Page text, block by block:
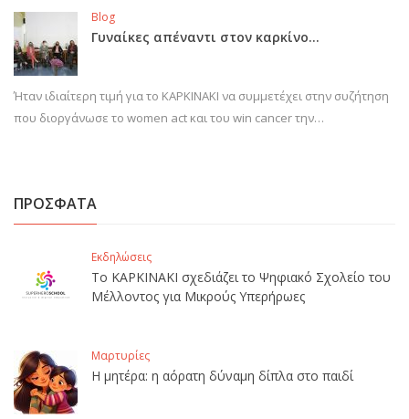
Blog
Γυναίκες απέναντι στον καρκίνο…
Ήταν ιδιαίτερη τιμή για το ΚΑΡΚΙΝΑΚΙ να συμμετέχει στην συζήτηση
που διοργάνωσε το women act και του win cancer την…
ΠΡΟΣΦΑΤΑ
Εκδηλώσεις
Το ΚΑΡΚΙΝΑΚΙ σχεδιάζει το Ψηφιακό Σχολείο του
Μέλλοντος για Μικρούς Υπερήρωες
Μαρτυρίες
Η μητέρα: η αόρατη δύναμη δίπλα στο παιδί